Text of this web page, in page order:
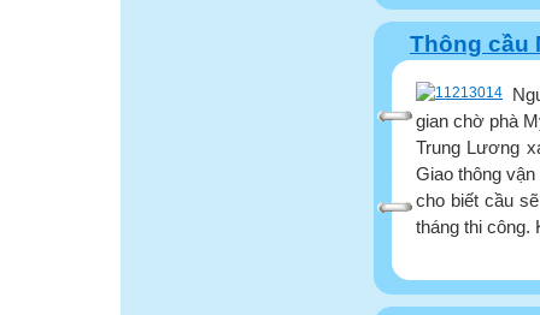
Thông cầu
gian chờ phà
Trung Lương
Giao thông
cho biết cầu
tháng thi công.